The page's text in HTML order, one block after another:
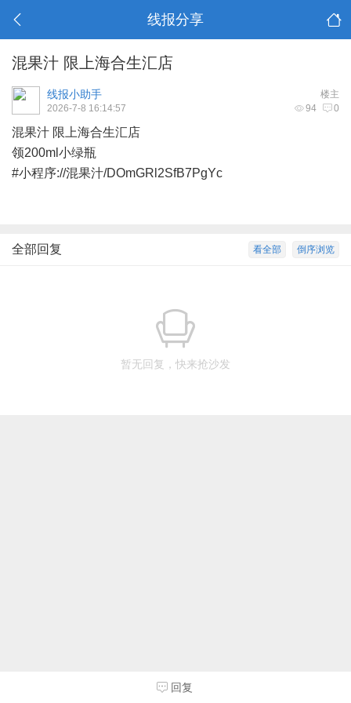
线报分享
混果汁 限上海合生汇店
楼主
线报小助手
94 0
2026-7-8 16:14:57
混果汁 限上海合生汇店
领200ml小绿瓶
#小程序://混果汁/DOmGRl2SfB7PgYc
倒序浏览
看全部
全部回复
暂无回复，快来抢沙发
回复